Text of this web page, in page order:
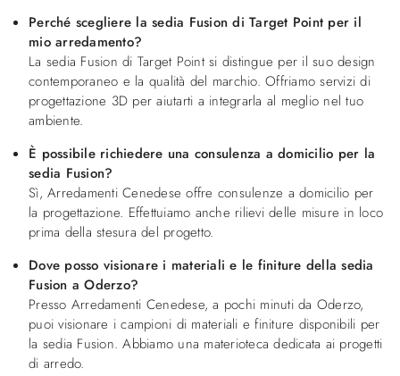
Perché scegliere la sedia Fusion di Target Point per il
mio arredamento?
La sedia Fusion di Target Point si distingue per il suo design
contemporaneo e la qualità del marchio. Offriamo servizi di
progettazione 3D per aiutarti a integrarla al meglio nel tuo
ambiente.
È possibile richiedere una consulenza a domicilio per la
sedia Fusion?
Sì, Arredamenti Cenedese offre consulenze a domicilio per
la progettazione. Effettuiamo anche rilievi delle misure in loco
prima della stesura del progetto.
Dove posso visionare i materiali e le finiture della sedia
Fusion a Oderzo?
Presso Arredamenti Cenedese, a pochi minuti da Oderzo,
puoi visionare i campioni di materiali e finiture disponibili per
la sedia Fusion. Abbiamo una materioteca dedicata ai progetti
di arredo.